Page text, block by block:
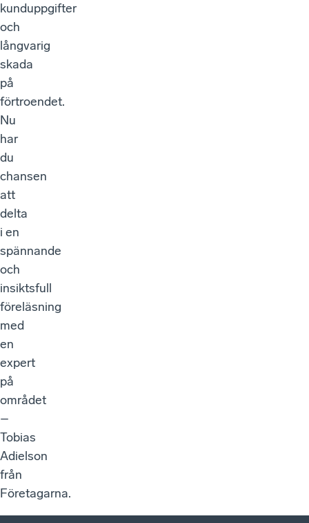
kunduppgifter
och
långvarig
skada
på
förtroendet.
Nu
har
du
chansen
att
delta
i en
spännande
och
insiktsfull
föreläsning
med
en
expert
på
området
–
Tobias
Adielson
från
Företagarna.